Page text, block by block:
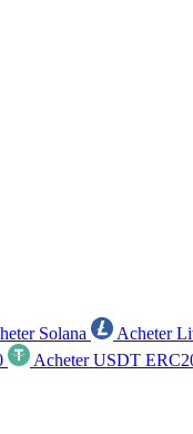
Solana Acheter
Acheter USDT